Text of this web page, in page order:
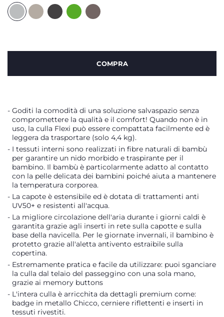
COMPRA
Goditi la comodità di una soluzione salvaspazio senza
compromettere la qualità e il comfort! Quando non è in
uso, la culla Flexi può essere compattata facilmente ed è
leggera da trasportare (solo 4,4 kg).
I tessuti interni sono realizzati in fibre naturali di bambù
per garantire un nido morbido e traspirante per il
bambino. Il bambù è particolarmente adatto al contatto
con la pelle delicata dei bambini poiché aiuta a mantenere
la temperatura corporea.
La capote è estensibile ed è dotata di trattamenti anti
UV50+ e resistenti all'acqua.
La migliore circolazione dell'aria durante i giorni caldi è
garantita grazie agli inserti in rete sulla capotte e sulla
base della navicella. Per le giornate invernali, il bambino è
protetto grazie all'aletta antivento estraibile sulla
copertina.
Estremamente pratica e facile da utilizzare: puoi sganciare
la culla dal telaio del passeggino con una sola mano,
grazie ai memory buttons
L'intera culla è arricchita da dettagli premium come:
badge in metallo Chicco, cerniere riflettenti e inserti in
tessuti rivestiti.